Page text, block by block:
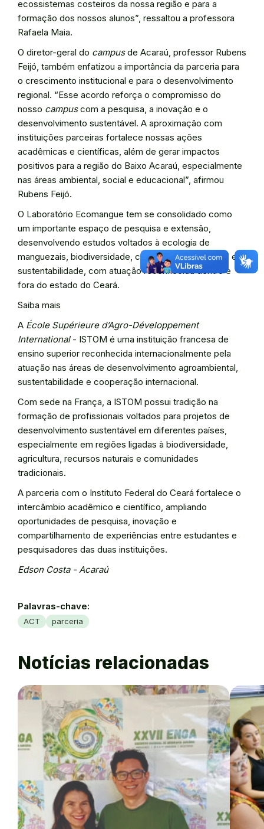
ecossistemas costeiros da nossa região e para a
formação dos nossos alunos”, ressaltou a professora
Rafaela Maia.
O diretor-geral do campusde Acaraú, professor Rubens
Feijó, também enfatizou a importância da parceria para
o crescimento institucional e para o desenvolvimento
regional. “Esse acordo reforça o compromisso do
nosso campuscom a pesquisa, a inovação e o
desenvolvimento sustentável. A aproximação com
instituições parceiras fortalece nossas ações
acadêmicas e científicas, além de gerar impactos
positivos para a região do Baixo Acaraú, especialmente
nas áreas ambiental, social e educacional”, afirmou
Rubens Feijó.
O Laboratório Ecomangue tem se consolidado como
um importante espaço de pesquisa e extensão,
desenvolvendo estudos voltados à ecologia de
manguezais, biodiversidade, conservação ambiental e
sustentabilidade, com atuação reconhecida dentro e
fora do estado do Ceará.
Saiba mais
A École Supérieure d’Agro-Développement
International- ISTOM é uma instituição francesa de
ensino superior reconhecida internacionalmente pela
atuação nas áreas de desenvolvimento agroambiental,
sustentabilidade e cooperação internacional.
Com sede na França, a ISTOM possui tradição na
formação de profissionais voltados para projetos de
desenvolvimento sustentável em diferentes países,
especialmente em regiões ligadas à biodiversidade,
agricultura, recursos naturais e comunidades
tradicionais.
A parceria com o Instituto Federal do Ceará fortalece o
intercâmbio acadêmico e científico, ampliando
oportunidades de pesquisa, inovação e
compartilhamento de experiências entre estudantes e
pesquisadores das duas instituições.
Edson Costa - Acaraú
Palavras-chave:
ACT parceria
Notícias relacionadas